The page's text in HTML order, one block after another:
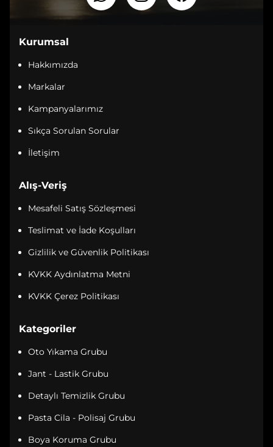
Kurumsal
Hakkımızda
Markalar
Kampanyalarımız
Sıkça Sorulan Sorular
İletişim
Alış-Veriş
Mesafeli Satış Sözleşmesi
Teslimat ve İade Koşulları
Gizlilik ve Güvenlik Politikası
KVKK Aydınlatma Metni
KVKK Çerez Politikası
Kategoriler
Oto Yıkama Grubu
Jant - Lastik Grubu
Detaylı Temizlik Grubu
Pasta Cila - Polisaj Grubu
Boya Koruma Grubu